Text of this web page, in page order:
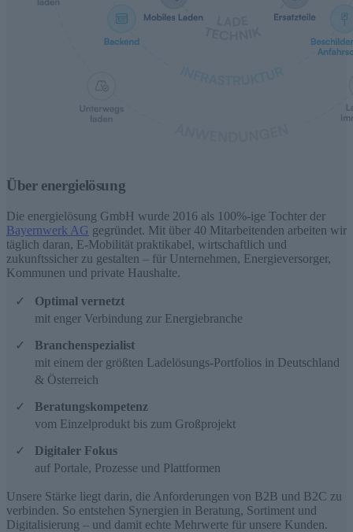
Über energielösung
Die energielösung GmbH wurde 2016 als 100%-ige Tochter der
Bayernwerk AG gegründet. Mit über 40 Mitarbeitenden arbeiten wir
täglich daran, E-Mobilität praktikabel, wirtschaftlich und
zukunftssicher zu gestalten – für Unternehmen, Energieversorger,
Kommunen und private Haushalte.
Optimal vernetzt
mit enger Verbindung zur Energiebranche
Branchenspezialist
mit einem der größten Ladelösungs-Portfolios in Deutschland
& Österreich
Beratungskompetenz
vom Einzelprodukt bis zum Großprojekt
Digitaler Fokus
auf Portale, Prozesse und Plattformen
Unsere Stärke liegt darin, die Anforderungen von B2B und B2C zu
verbinden. So entstehen Synergien in Beratung, Sortiment und
Digitalisierung – und damit echte Mehrwerte für unsere Kunden.